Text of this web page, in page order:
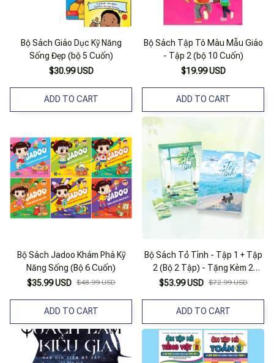
Bộ Sách Giáo Dục Kỹ Năng
Sống Đẹp (bộ 5 Cuốn)
$30.99 USD
ADD TO CART
Bộ Sách Tập Tô Màu Mẫu Giáo
- Tập 2 (bộ 10 Cuốn)
$19.99 USD
ADD TO CART
Bộ Sách Jadoo Khám Phá Kỹ
Năng Sống (Bộ 6 Cuốn)
$35.99 USD $48.99 USD
ADD TO CART
Bộ Sách Tỏ Tình - Tập 1 + Tập
2 (Bộ 2 Tập) - Tặng Kèm 2
Bookmark
$53.99 USD $72.99 USD
ADD TO CART